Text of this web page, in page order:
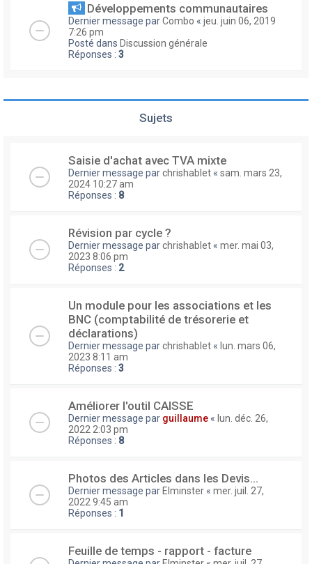
Développements communautaires
Dernier message parCombo « jeu. juin 06, 2019
7:26 pm
Posté dans Discussion générale
Réponses : 3
Sujets
Saisie d'achat avec TVA mixte
Dernier message parchrishablet « sam. mars 23,
2024 10:27 am
Réponses : 8
Révision par cycle ?
Dernier message parchrishablet « mer. mai 03,
2023 8:06 pm
Réponses : 2
Un module pour les associations et les
BNC (comptabilité de trésorerie et
déclarations)
Dernier message parchrishablet « lun. mars 06,
2023 8:11 am
Réponses : 3
Améliorer l'outil CAISSE
Dernier message par guillaume « lun. déc. 26,
2022 2:03 pm
Réponses : 8
Photos des Articles dans les Devis...
Dernier message parElminster « mer. juil. 27,
2022 9:45 am
Réponses : 1
Feuille de temps - rapport - facture